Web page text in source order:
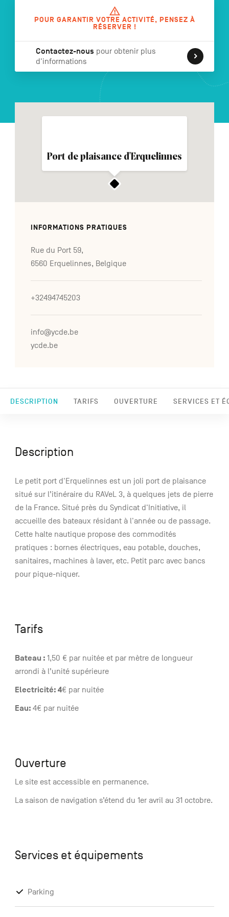
NL DE EN
secondaire
POUR GARANTIR VOTRE ACTIVITÉ, PENSEZ À
RÉSERVER !
Contactez-nous pour obtenir plus
d'informations
DESCRIPTION TARIFS OUVERTURE SERVICES ET
Port de plaisance d'Erquelinnes
INFORMATIONS PRATIQUES
Rue du Port 59,
6560 Erquelinnes, Belgique
+32494745203
info@ycde.be
ycde.be
Description
Le petit port d'Erquelinnes est un joli port de plaisance
situé sur l’itinéraire du RAVeL 3, à quelques jets de pierre
de la France. Situé près du Syndicat d'Initiative, il
accueille des bateaux résidant à l'année ou de passage.
Cette halte nautique propose des commodités
pratiques : bornes électriques, eau potable, douches,
sanitaires, machines à laver, etc. Petit parc avec bancs
pour pique-niquer.
Tarifs
Bateau : 1,50 € par nuitée et par mètre de longueur
arrondi à l’unité supérieure
Electricité: 4€ par nuitée
Eau: 4€ par nuitée
Ouverture
Le site est accessible en permanence.
La saison de navigation s’étend du 1er avril au 31 octobre.
Services et équipements
Parking